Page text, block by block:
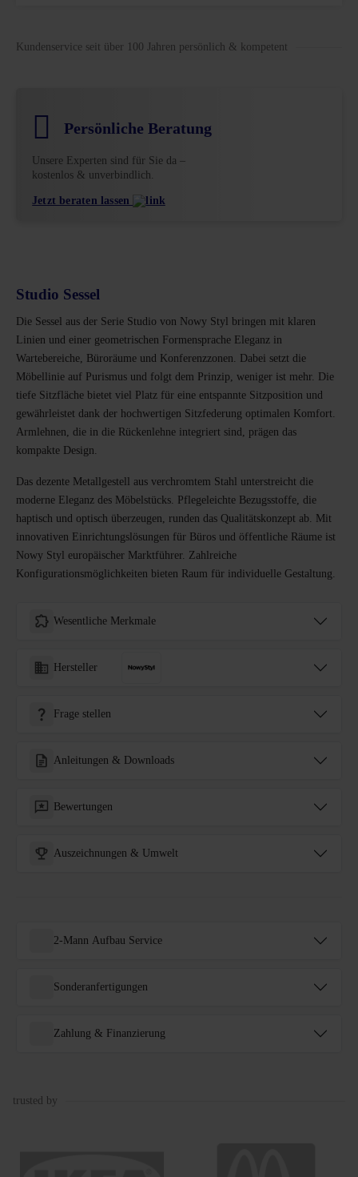
Kundenservice seit über 100 Jahren persönlich & kompetent
Persönliche Beratung
Unsere Experten sind für Sie da –
kostenlos & unverbindlich.
Jetzt beraten lassen
Studio Sessel
Die Sessel aus der Serie Studio von Nowy Styl bringen mit klaren
Linien und einer geometrischen Formensprache Eleganz in
Wartebereiche, Büroräume und Konferenzzonen. Dabei setzt die
Möbellinie auf Purismus und folgt dem Prinzip, weniger ist mehr. Die
tiefe Sitzfläche bietet viel Platz für eine entspannte Sitzposition und
gewährleistet dank der hochwertigen Sitzfederung optimalen Komfort.
Armlehnen, die in die Rückenlehne integriert sind, prägen das
kompakte Design.
Das dezente Metallgestell aus verchromtem Stahl unterstreicht die
moderne Eleganz des Möbelstücks. Pflegeleichte Bezugsstoffe, die
haptisch und optisch überzeugen, runden das Qualitätskonzept ab. Mit
innovativen Einrichtungslösungen für Büros und öffentliche Räume ist
Nowy Styl europäischer Marktführer. Zahlreiche
Konfigurationsmöglichkeiten bieten Raum für individuelle Gestaltung.
Wesentliche Merkmale
Hersteller
Frage stellen
Anleitungen & Downloads
Bewertungen
Auszeichnungen & Umwelt
2-Mann Aufbau Service
Sonderanfertigungen
Zahlung & Finanzierung
trusted by